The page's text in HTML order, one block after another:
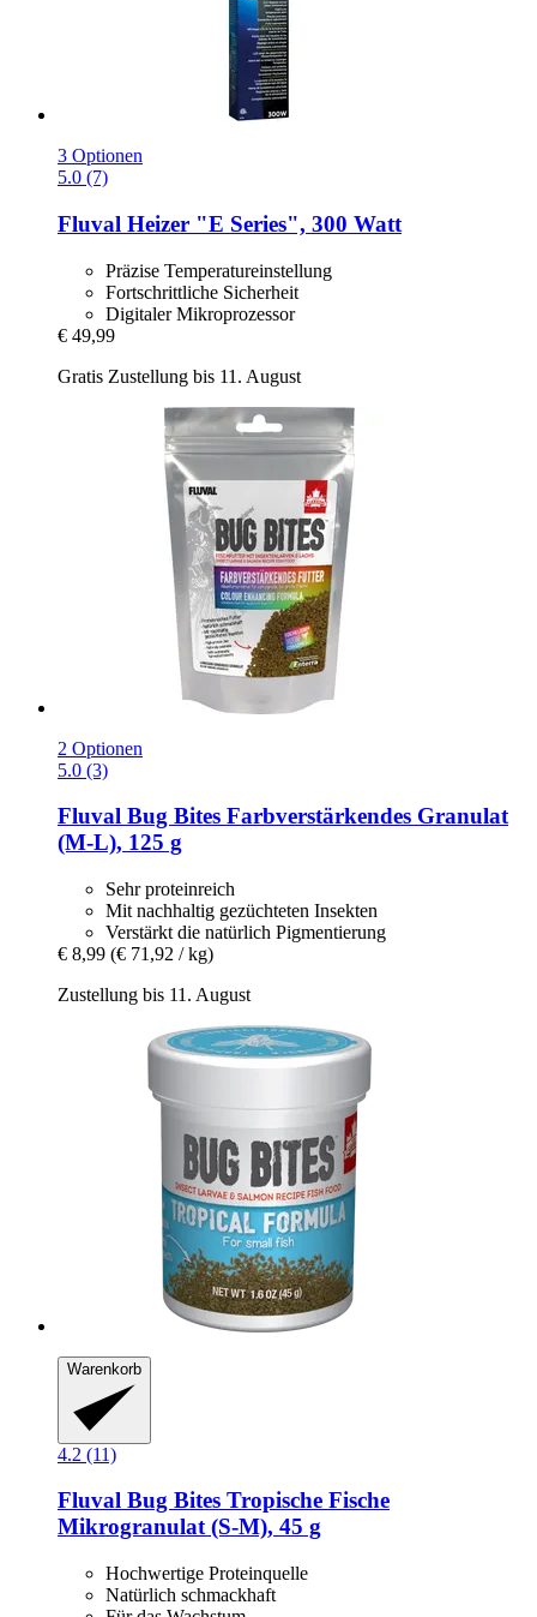
3 Optionen
5.0 (7)
Fluval Heizer "E Series", 300 Watt
Präzise Temperatureinstellung
Fortschrittliche Sicherheit
Digitaler Mikroprozessor
€ 49,99
Gratis Zustellung bis 11. August
2 Optionen
5.0 (3)
Fluval Bug Bites Farbverstärkendes Granulat
(M-​L), 125 g
Sehr proteinreich
Mit nachhaltig gezüchteten Insekten
Verstärkt die natürlich Pigmentierung
€ 8,99 (€ 71,92 / kg)
Zustellung bis 11. August
Warenkorb
4.2 (11)
Fluval Bug Bites Tropische Fische
Mikrogranulat (S-​M), 45 g
Hochwertige Proteinquelle
Natürlich schmackhaft